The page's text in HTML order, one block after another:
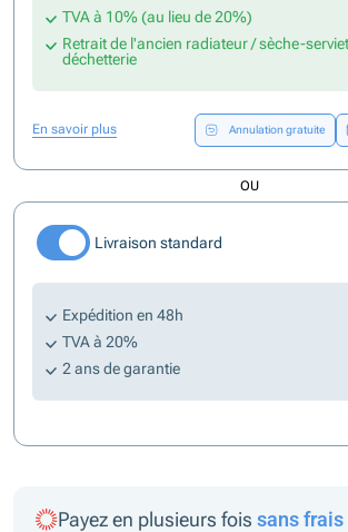
TVA à 10% (au lieu de 20%)
Retrait de l'ancien radiateur / sèche-
déchetterie
En savoir plus Annulation gratuite
OU
Livraison standard
Expédition en 48h
TVA à 20%
2 ans de garantie
Payez en plusieurs fois sans frais